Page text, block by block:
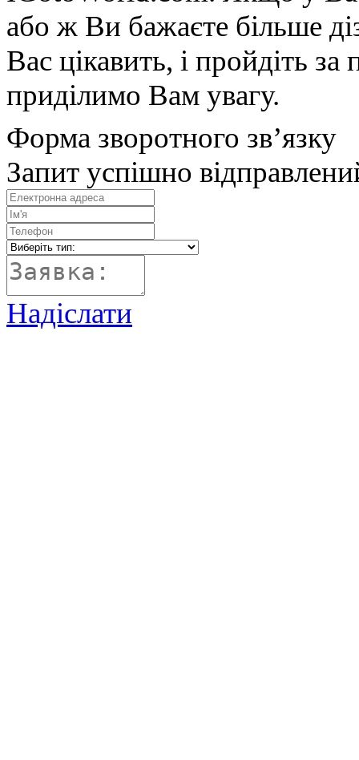
або ж Ви бажаєте більше
Вас цікавить, і пройдіть
приділимо Вам увагу.
Форма зворотного зв’язку
Запит успішно
Надіслати